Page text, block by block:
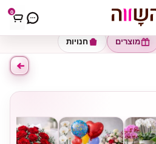
0
חנויות מוצרים